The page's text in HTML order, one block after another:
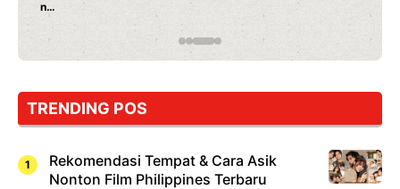
Rahasia Mami Bikin Nagih!
TRENDING POS
Rekomendasi Tempat & Cara Asik
Nonton Film Philippines Terbaru